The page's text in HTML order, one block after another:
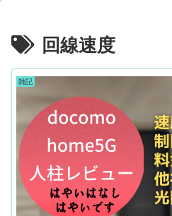
回線速度
雑記